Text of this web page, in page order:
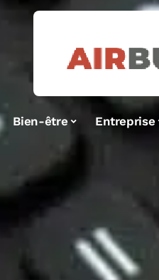
Bien-être Entreprise